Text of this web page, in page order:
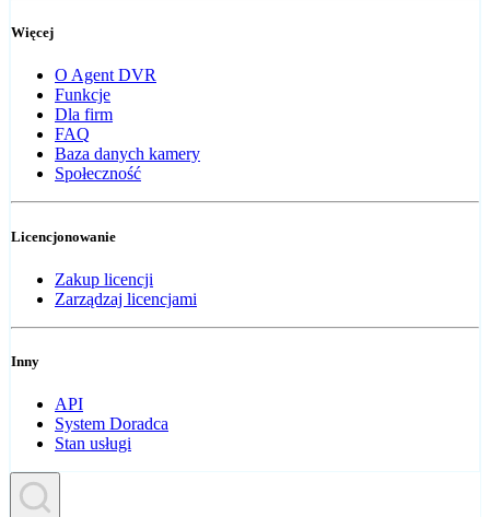
Więcej
O Agent DVR
Funkcje
Dla firm
FAQ
Baza danych kamery
Społeczność
Licencjonowanie
Zakup licencji
Zarządzaj licencjami
Inny
API
System Doradca
Stan usługi